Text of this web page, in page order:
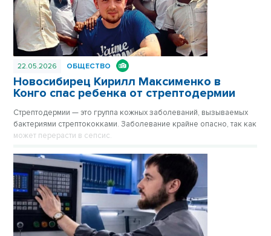
22.05.2026 ОБЩЕСТВО
Новосибирец Кирилл Максименко в
Конго спас ребенка от стрептодермии
Стрептодермии — это группа кожных заболеваний, вызываемых
бактериями стрептококками. Заболевание крайне опасно, так как
может перерасти в сепсис.